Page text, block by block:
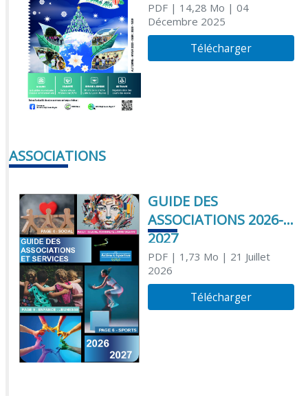
PDF| 14,28 Mo | 04
Décembre 2025
Télécharger
ASSOCIATIONS
GUIDE DES
ASSOCIATIONS 2026-
2027
PDF| 1,73 Mo | 21 Juillet
2026
Télécharger